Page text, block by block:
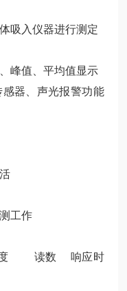
吸入仪器进行测定
峰值、平均值显示
器、声光报警功能
工作
读数
响应时